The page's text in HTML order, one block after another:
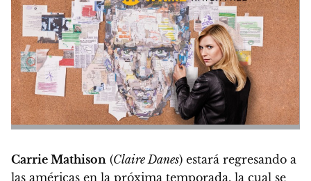
Carrie Mathison (Claire Danes) estará regresando a
las américas en la próxima temporada, la cual se